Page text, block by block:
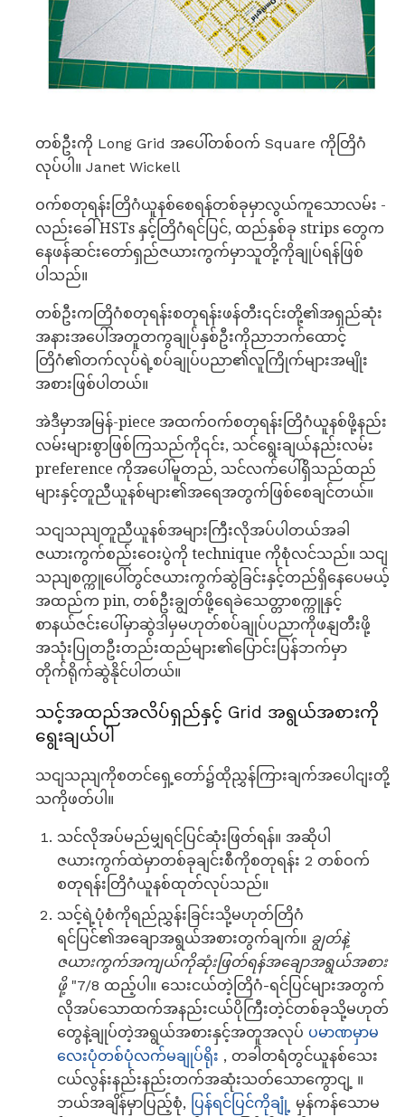
တစ်ဦးကို Long Grid အပေါ်တစ်ဝက် Square ကိုတြိဂံ
လုပ်ပါ။ Janet Wickell
ဝက်စတုရန်းတြိဂံယူနစ်စေရန်တစ်ခုမှာလွယ်ကူသောလမ်း -
လည်းခေါ် HSTs နှင့်တြိဂံရင်ပြင်, ထည်နှစ်ခု strips တွေက
နေဖန်ဆင်းတော်ရှည်ဇယားကွက်မှာသူတို့ကိုချုပ်ရန်ဖြစ်
ပါသည်။
တစ်ဦးကတြိဂံစတုရန်းစတုရန်းဖန်တီး၎င်းတို့၏အရှည်ဆုံး
အနားအပေါ်အတူတကွချုပ်နှစ်ဦးကိုညာဘက်ထောင့်
တြိဂံ၏တက်လုပ်ရဲ့စပ်ချုပ်ပညာ၏လူကြိုက်များအမျိုး
အစားဖြစ်ပါတယ်။
အဲဒီမှာအမြန်-piece အထက်ဝက်စတုရန်းတြိဂံယူနစ်ဖို့နည်း
လမ်းများစွာဖြစ်ကြသည်ကို၎င်း, သင်ရွေးချယ်နည်းလမ်း
preference ကိုအပေါ်မူတည်, သင်လက်ပေါ်ရှိသည်ထည်
များနှင့်တူညီယူနစ်များ၏အရေအတွက်ဖြစ်စေချင်တယ်။
သငျသညျတူညီယူနစ်အများကြီးလိုအပ်ပါတယ်အခါ
ဇယားကွက်စည်းဝေးပွဲကို technique ကိုစုံလင်သည်။ သငျ
သညျစက္ကူပေါ်တွင်ဇယားကွက်ဆွဲခြင်းနှင့်တည်ရှိနေပေမယ့်
အထည်က pin, တစ်ဦးချွတ်ဖို့ရေခဲသေတ္တာစက္ကူနှင့်
စာနယ်ဇင်းပေါ်မှာဆွဲဒါမှမဟုတ်စပ်ချုပ်ပညာကိုဖနျတီးဖို့
အသုံးပြုတဦးတည်းထည်များ၏ပြောင်းပြန်ဘက်မှာ
တိုက်ရိုက်ဆွဲနိုင်ပါတယ်။
သင့်အထည်အလိပ်ရှည်နှင့် Grid အရွယ်အစားကို
ရွေးချယ်ပါ
သငျသညျကိုစတင်ရှေ့တော်၌ထိုညွှန်ကြားချက်အပေါငျးတို့
သကိုဖတ်ပါ။
သင်လိုအပ်မည်မျှရင်ပြင်ဆုံးဖြတ်ရန်။ အဆိုပါ
ဇယားကွက်ထဲမှာတစ်ခုချင်းစီကိုစတုရန်း 2 တစ်ဝက်
စတုရန်းတြိဂံယူနစ်ထုတ်လုပ်သည်။
သင့်ရဲ့ပုံစံကိုရည်ညွှန်းခြင်းသို့မဟုတ်တြိဂံ
ရင်ပြင်၏အချောအရွယ်အစားတွက်ချက်။ ချွတ်နဲ့
ဇယားကွက်အကျယ်ကိုဆုံးဖြတ်ရန်အချောအရွယ်အစား
ဖို့"7/8 ထည့်ပါ။ သေးငယ်တဲ့တြိဂံ-ရင်ပြင်များအတွက်
လိုအပ်သောထက်အနည်းငယ်ပိုကြီးတဲ့င်တစ်ခုသို့မဟုတ်
တွေနဲ့ချုပ်တဲ့အရွယ်အစားနှင့်အတူအလုပ် ပမာဏမှာမ
လေးပုံတစ်ပုံလက်မချုပ်ရိုး , တခါတရံတွင်ယူနစ်သေး
ငယ်လွန်းနည်းနည်းတက်အဆုံးသတ်သောကွောငျ့ ။
ဘယ်အချိန်မှာပြည့်စုံ, ပြန်ရင်ပြင်ကိုချုံ့ မှန်ကန်သောမ